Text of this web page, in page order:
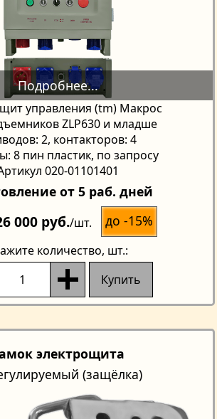
управления (tm) Макрос
ZLP630 и младше
2, контакторов: 4
8 пин пластик, по запросу
020-01101401
от 5 раб. дней
000 руб./шт. до -15%
количество, шт.:
Купить
электрощита
(защёлка)